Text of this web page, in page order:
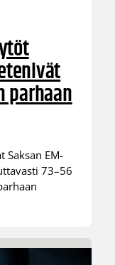
parhaan
EM-
73–56